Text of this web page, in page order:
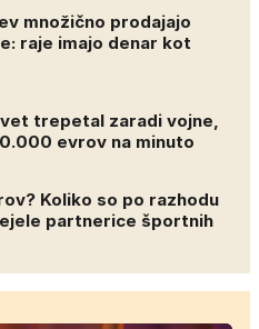
množično prodajajo
raje imajo denar kot
trepetal zaradi vojne,
evrov na minuto
Koliko so po razhodu
partnerice športnih